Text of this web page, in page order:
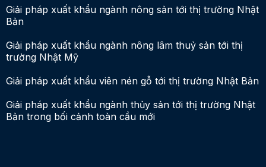
Giải pháp xuất khẩu ngành nông sản tới thị trường Nhật
Bản
Giải pháp xuất khẩu ngành nông lâm thuỷ sản tới thị
trường Nhật Mỹ
Giải pháp xuất khẩu viên nén gỗ tới thị trường Nhật Bản
Giải pháp xuất khẩu ngành thủy sản tới thị trường Nhật
Bản trong bối cảnh toàn cầu mới